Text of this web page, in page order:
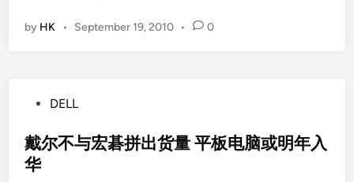
by HK • September 19, 2010 • 0
s
t
DELL
戴尔不与宏碁拼出货量 平板电脑或明年入
华